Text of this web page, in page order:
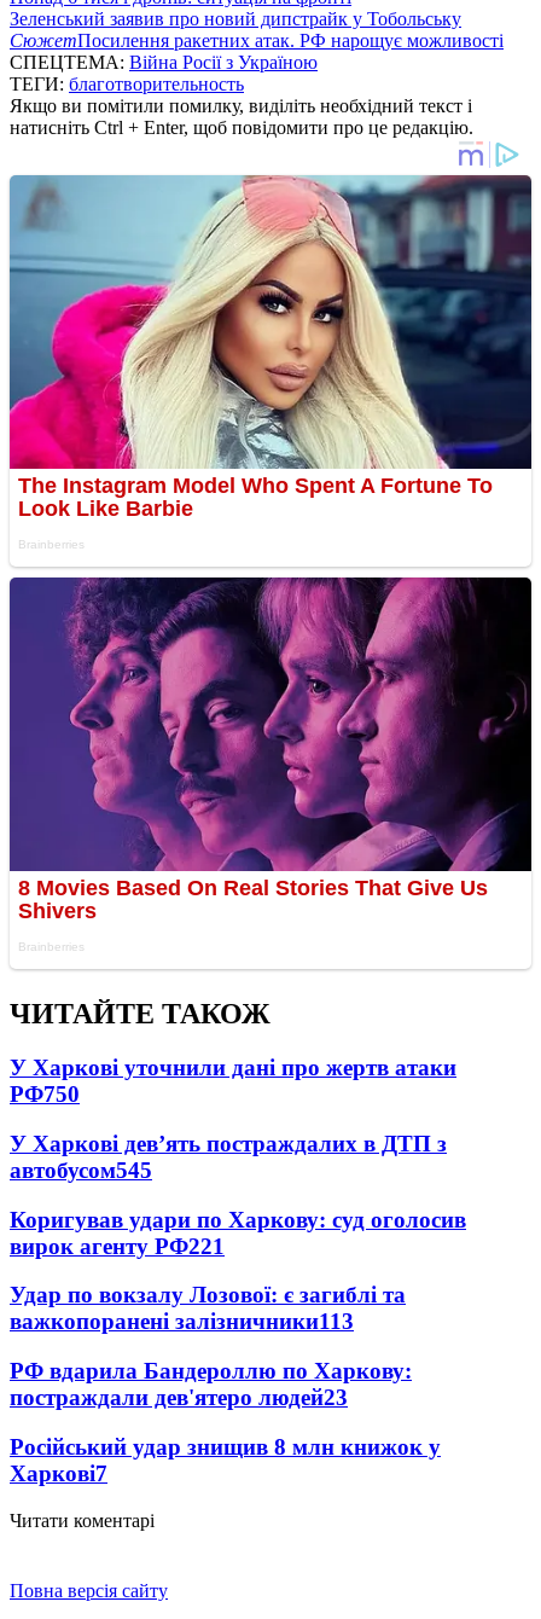
Зеленський заявив про новий дипстрайк у Тобольську
СюжетПосилення ракетних атак. РФ нарощує можливості
СПЕЦТЕМА: Війна Росії з Україною
ТЕГИ: благотворительность
Якщо ви помітили помилку, виділіть необхідний текст і
натисніть Ctrl + Enter, щоб повідомити про це редакцію.
ЧИТАЙТЕ ТАКОЖ
У Харкові уточнили дані про жертв атаки
РФ750
У Харкові дев’ять постраждалих в ДТП з
автобусом545
Коригував удари по Харкову: суд оголосив
вирок агенту РФ221
Удар по вокзалу Лозової: є загиблі та
важкопоранені залізничники113
РФ вдарила Бандероллю по Харкову:
постраждали дев'ятеро людей23
Російський удар знищив 8 млн книжок у
Харкові7
Читати коментарі
Повна версія сайту